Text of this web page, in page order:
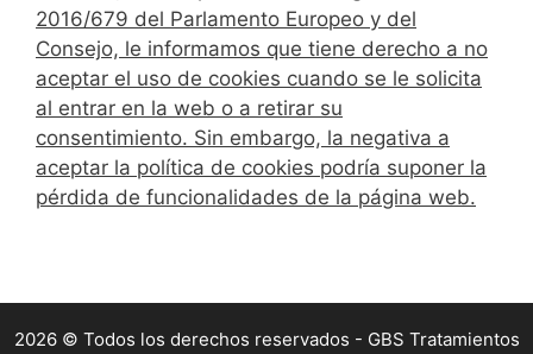
2016/679 del Parlamento Europeo y del
Consejo, le informamos que tiene derecho a no
aceptar el uso de cookies cuando se le solicita
al entrar en la web o a retirar su
consentimiento. Sin embargo, la negativa a
aceptar la política de cookies podría suponer la
pérdida de funcionalidades de la página web.
2026 © Todos los derechos reservados - GBS Tratamientos